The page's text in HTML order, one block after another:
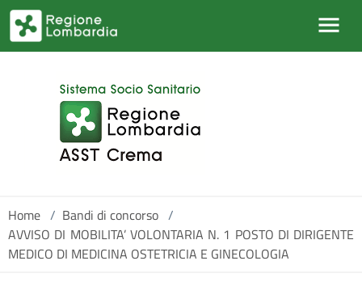
Salta al contenuto principale
Home / Bandi di concorso /
AVVISO DI MOBILITA’ VOLONTARIA N. 1 POSTO DI DIRIGENTE
MEDICO DI MEDICINA OSTETRICIA E GINECOLOGIA